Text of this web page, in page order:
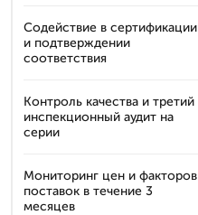
Содействие в сертификации
и подтверждении
соответствия
Контроль качества и третий
инспекционный аудит на
серии
Мониторинг цен и факторов
поставок в течение 3
месяцев